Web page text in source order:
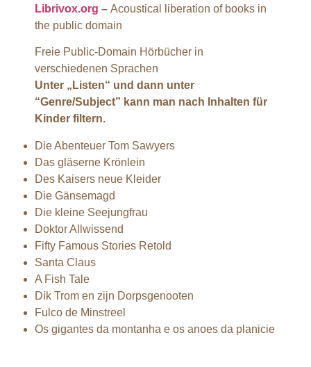
Librivox.org – Acoustical liberation of books in
the public domain
Freie Public-Domain Hörbücher in
verschiedenen Sprachen
Unter „Listen“ und dann unter
“Genre/Subject” kann man nach Inhalten für
Kinder filtern.
Die Abenteuer Tom Sawyers
Das gläserne Krönlein
Des Kaisers neue Kleider
Die Gänsemagd
Die kleine Seejungfrau
Doktor Allwissend
Fifty Famous Stories Retold
Santa Claus
A Fish Tale
Dik Trom en zijn Dorpsgenooten
Fulco de Minstreel
Os gigantes da montanha e os anoes da planicie